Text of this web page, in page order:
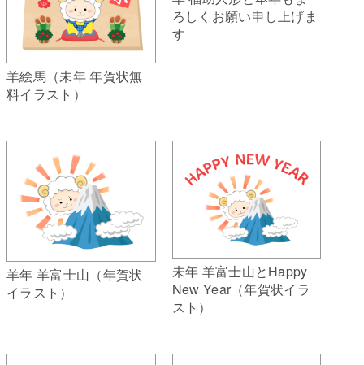
羊絵馬（未年 年賀状無
料イラスト）
ろしくお願い申し上げま
す
羊年 羊富士山（年賀状
イラスト）
未年 羊富士山とHappy
New Year（年賀状イラ
スト）